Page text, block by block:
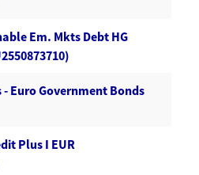
Em. Mkts Debt HG
- Euro Government Bonds
Plus I EUR